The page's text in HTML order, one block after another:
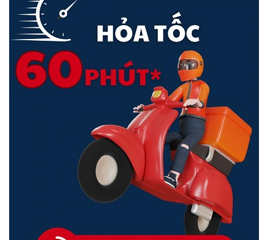
quản lý tiên tiến, khả năng kết nối 10G Uplink và khả năng tiết kiệm
năng lượng, sản phẩm này giúp doanh nghiệp xây dựng mạng lưới
đáng tin cậy và hiệu quả. Hãy xem xét Aruba JL680A khi bạn đang
nâng cấp hệ thống mạng của mình.
Thông số kĩ thuật
Aruba Instant On 1930 8G 2SFP Switch (JL680A)
I/O Ports and Slots
- 8 RJ-45 autosensing
10/100/1000 ports (IEEE
802.3 Type 10BASE-T, IEEE
802.3u Type 100BASE- TX,
IEEE 802.3ab Type
1000BASE-T); Duplex:
10BASE-T/100BASE-TX: half
or full; 1000BASE-T: full only